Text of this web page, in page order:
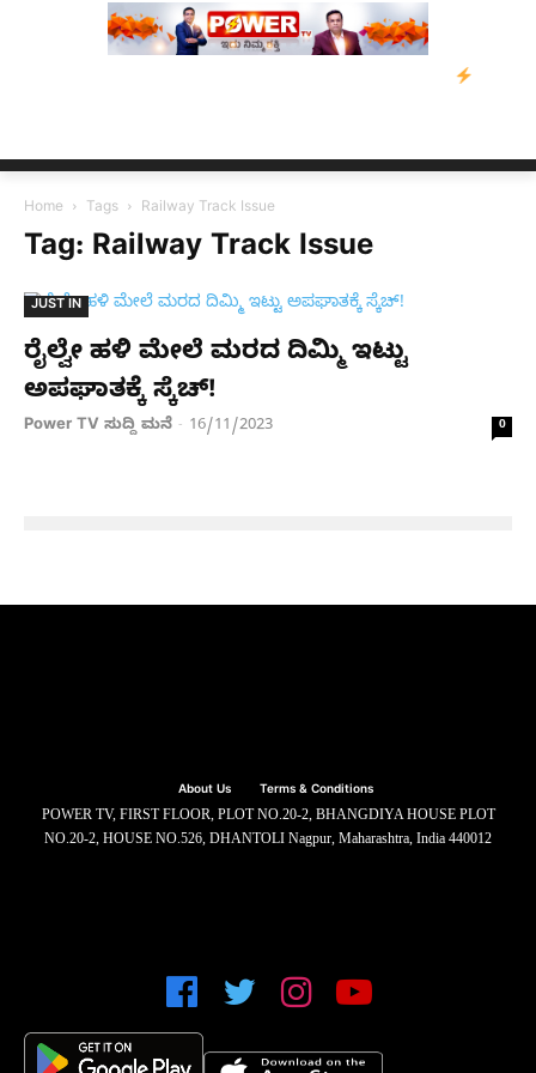
ನ್ಯೂಸ್
Home Tags Railway Track Issue
Tag: Railway Track Issue
JUST IN
ರೈಲ್ವೇ ಹಳಿ ಮೇಲೆ ಮರದ ದಿಮ್ಮಿ ಇಟ್ಟು
ಅಪಘಾತಕ್ಕೆ ಸ್ಕೆಚ್​!
Power TV ಸುದ್ದಿ ಮನೆ - 16/11/2023 0
About Us Terms & Conditions
POWER TV, FIRST FLOOR, PLOT NO.20-2, BHANGDIYA HOUSE PLOT
NO.20-2, HOUSE NO.526, DHANTOLI Nagpur, Maharashtra, India 440012